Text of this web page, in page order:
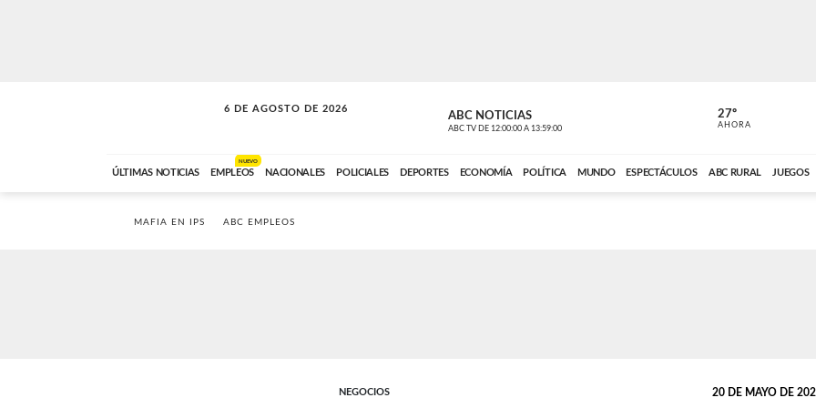
6 DE AGOSTO DE 2026
A DE LA TARDE ABC NOTICIAS
ABC TV DE 12:00:00 A 13:59:00 ABC CARDINAL
27º
AHORA
ÚLTIMAS NOTICIAS EMPLEOS
NUEVO
NACIONALES POLICIALES DEPORTES ECONOMÍA POLÍTICA MUNDO ESPECTÁCULOS ABC RURAL JUEGOS
MAFIA EN IPS ABC EMPLEOS
NEGOCIOS 20 DE MAYO DE